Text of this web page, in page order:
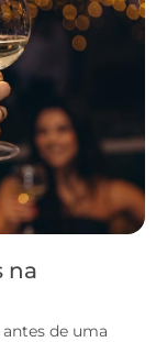
na
de uma